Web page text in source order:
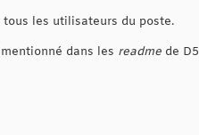
les utilisateurs du poste.
dans les readme de D5